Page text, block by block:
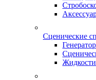
Сценические